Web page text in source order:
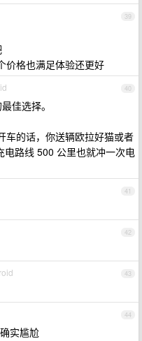
39
价格也满足体验还更好
40
佳选择。
车的话，你送辆欧拉好猫或者
路线 500 公里也就冲一次电
41
42
43
44
实尴尬